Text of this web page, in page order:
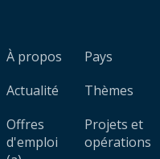
À propos
Actualité
Offres
d'emploi
Pays
Thèmes
Projets et
opérations